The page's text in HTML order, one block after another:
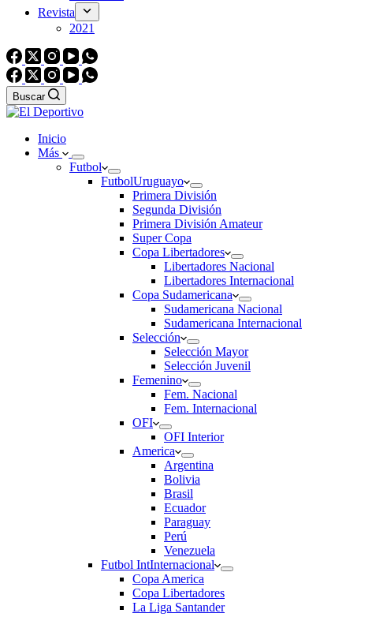
Revista
2021
Buscar
Inicio
Más
Futbol
FutbolUruguayo
Primera División
Segunda División
Primera División Amateur
Super Copa
Copa Libertadores
Libertadores Nacional
Libertadores Internacional
Copa Sudamericana
Sudamericana Nacional
Sudamericana Internacional
Selección
Selección Mayor
Selección Juvenil
Femenino
Fem. Nacional
Fem. Internacional
OFI
OFI Interior
America
Argentina
Bolivia
Brasil
Ecuador
Paraguay
Perú
Venezuela
Futbol IntInternacional
Copa America
Copa Libertadores
La Liga Santander